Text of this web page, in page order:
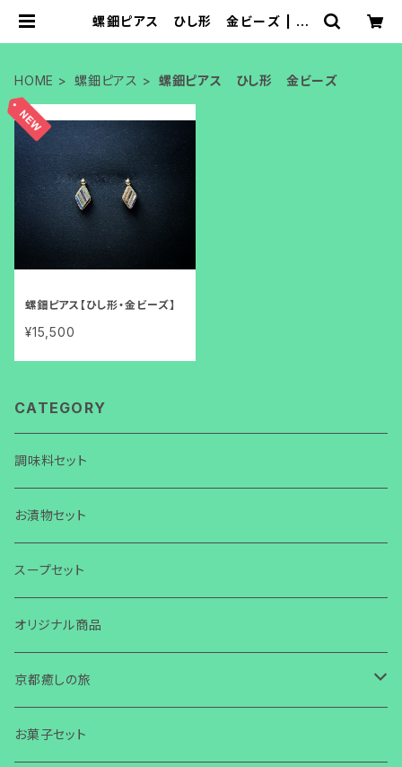
螺鈿ピアス ひし形 金ビーズ | 京
HOME 螺鈿ピアス 螺鈿ピアス ひし形 金ビーズ
螺鈿ピアス【ひし形・金ビーズ】
¥15,500
CATEGORY
調味料セット
お漬物セット
スープセット
オリジナル商品
京都癒しの旅
旅
お菓子セット